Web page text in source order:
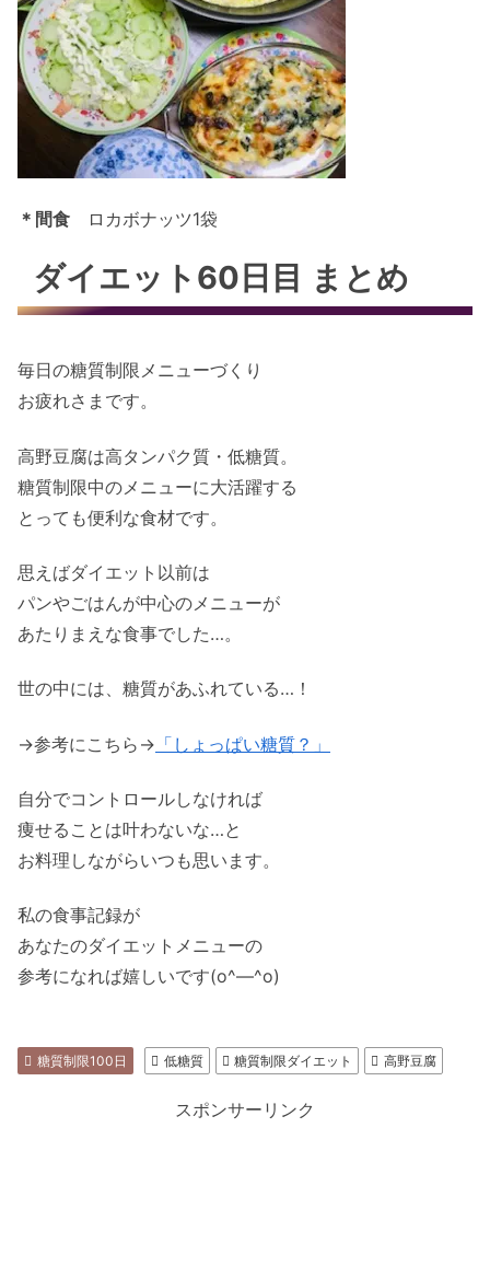
＊間食 ロカボナッツ1袋
ダイエット60日目 まとめ
毎日の糖質制限メニューづくり
お疲れさまです。
高野豆腐は高タンパク質・低糖質。
糖質制限中のメニューに大活躍する
とっても便利な食材です。
思えばダイエット以前は
パンやごはんが中心のメニューが
あたりまえな食事でした…。
世の中には、糖質があふれている…！
→参考にこちら→ 「しょっぱい糖質？」
自分でコントロールしなければ
痩せることは叶わないな…と
お料理しながらいつも思います。
私の食事記録が
あなたのダイエットメニューの
参考になれば嬉しいです(o^―^o)
糖質制限100日 低糖質 糖質制限ダイエット 高野豆腐
スポンサーリンク